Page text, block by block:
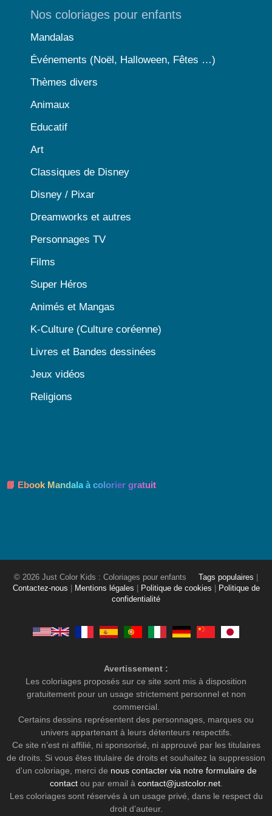
Nos coloriages pour enfants
Mandalas
Événements (Noël, Halloween, Fêtes …)
Thèmes divers
Animaux
Educatif
Art
Classiques de Disney
Disney / Pixar
Dreamworks et autres
Personnages TV
Films
Super Héros
Animés et Mangas
K-Culture (Culture coréenne)
Livres et Bandes dessinées
Jeux vidéos
Religions
📘 Ebook Mandala à colorier gratuit
© 2026 Just Color Kids : Coloriages pour enfants Tags populaires
Contactez-nous
Mentions légales Politique de cookies
Politique de
confidentialité
Avertissement :
Les coloriages proposés sur ce site sont mis à disposition
gratuitement pour un usage strictement personnel et non
commercial.
Certains dessins représentent des personnages, marques ou
univers appartenant à leurs détenteurs respectifs.
Ce site n’est ni affilié, ni sponsorisé, ni approuvé par les titulaires
de droits. Si vous êtes titulaire de droits et souhaitez la suppression
d'un coloriage, merci de nous contacter via notre formulaire de
contactou par email à contact@justcolor.net.
Les coloriages sont réservés à un usage privé, dans le respect du
droit d’auteur.